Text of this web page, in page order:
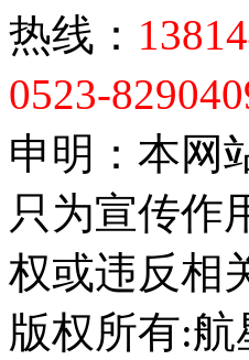
热线：
0523-
申明：本网
只为宣传作
权或违反相
版权所有: